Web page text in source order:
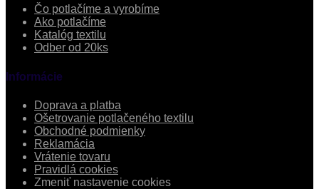
Čo potlačíme a vyrobíme
Ako potlačíme
Katalóg textilu
Odber od 20ks
Informácie
Doprava a platba
Ošetrovanie potlačeného textilu
Obchodné podmienky
Reklamácia
Vrátenie tovaru
Pravidlá cookies
Zmeniť nastavenie cookies